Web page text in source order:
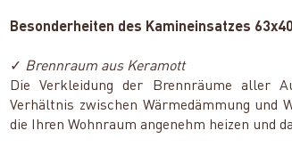
Besonderheiten des Kamineinsatzes
✓ Brennraum aus Keramott
Die Verkleidung der Brennräume aller
Verhältnis zwischen Wärmedämmung und
die Ihren Wohnraum angenehm heizen und